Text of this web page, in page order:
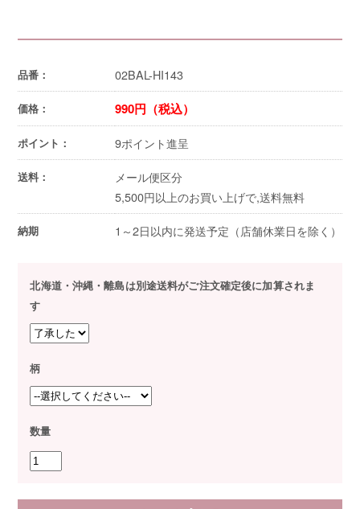
品番： 02BAL-HI143
価格： 990円（税込）
ポイント： 9ポイント進呈
送料：
メール便区分
5,500円以上のお買い上げで,送料無料
納期 1～2日以内に発送予定（店舗休業日を除く）
北海道・沖縄・離島は別途送料がご注文確定後に加算されま
す
柄
数量